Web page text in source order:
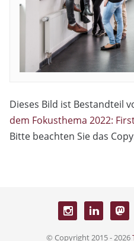
Dieses Bild ist Bestandteil
dem Fokusthema 2022:
Bitte beachten Sie das
© Copyright 2015 - 2026